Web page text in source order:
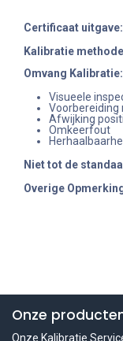
Certificaat uitgave:
Kalibratie
Omvang Kalibratie:
Visueele
Voorbereiding
Afwijking
Omkeerfout
Niet tot de
Overige
Onze
Onze Kalibratie